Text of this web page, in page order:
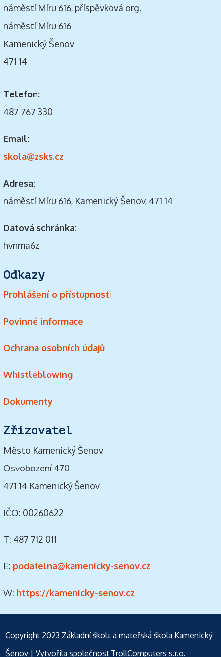
náměstí Míru 616, příspěvková org.
náměstí Míru 616
Kamenický Šenov
471 14
Telefon:
487 767 330
Email:
skola@zsks.cz
Adresa:
náměstí Míru 616, Kamenický Šenov, 471 14
Datová schránka:
hvnma6z
Odkazy
Prohlášení o přístupnosti
Povinné informace
Ochrana osobních údajů
Whistleblowing
Dokumenty
Zřizovatel
Město Kamenický Šenov
Osvobození 470
471 14 Kamenický Šenov
IČO: 00260622
T: 487 712 011
E: podatelna@kamenicky-senov.cz
W: https://kamenicky-senov.cz
Copyright 2023 Základní škola a mateřská škola Kamenický
Šenov | Vytvořila společnost TrollComputers s.r.o.